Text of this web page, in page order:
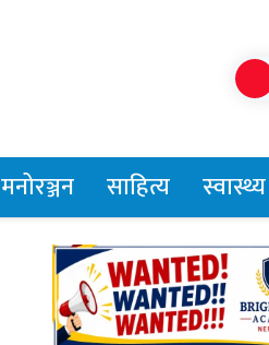
मनोरञ्जन साहित्य स्वास्थ्य